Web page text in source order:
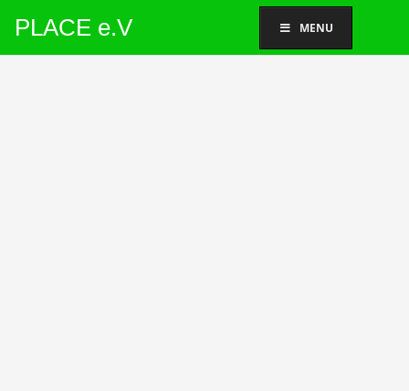
PLACE e.V MENU